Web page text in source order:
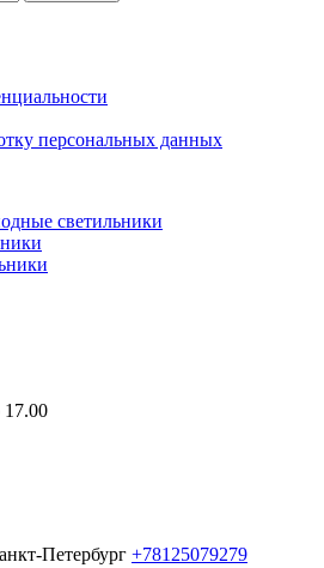
персональных данных
светильники
Петербург +78125079279